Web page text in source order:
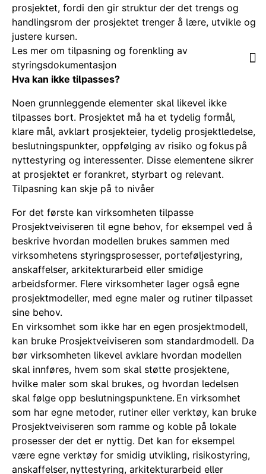
prosjektet, fordi den gir struktur der det trengs og
handlingsrom der prosjektet trenger å lære, utvikle og
justere kursen.
Les mer om tilpasning og forenkling av
styringsdokumentasjon
Hva kan ikke tilpasses?
Noen grunnleggende elementer skal likevel ikke
tilpasses bort. Prosjektet må ha et tydelig formål,
klare mål, avklart prosjekteier, tydelig prosjektledelse,
beslutningspunkter, oppfølging av risiko og fokus på
nyttestyring og interessenter. Disse elementene sikrer
at prosjektet er forankret, styrbart og relevant.
Tilpasning kan skje på to nivåer
For det første kan virksomheten tilpasse
Prosjektveiviseren til egne behov, for eksempel ved å
beskrive hvordan modellen brukes sammen med
virksomhetens styringsprosesser, porteføljestyring,
anskaffelser, arkitekturarbeid eller smidige
arbeidsformer. Flere virksomheter lager også egne
prosjektmodeller, med egne maler og rutiner tilpasset
sine behov.
En virksomhet som ikke har en egen prosjektmodell,
kan bruke Prosjektveiviseren som standardmodell. Da
bør virksomheten likevel avklare hvordan modellen
skal innføres, hvem som skal støtte prosjektene,
hvilke maler som skal brukes, og hvordan ledelsen
skal følge opp beslutningspunktene. En virksomhet
som har egne metoder, rutiner eller verktøy, kan bruke
Prosjektveiviseren som ramme og koble på lokale
prosesser der det er nyttig. Det kan for eksempel
være egne verktøy for smidig utvikling, risikostyring,
anskaffelser, nyttestyring, arkitekturarbeid eller